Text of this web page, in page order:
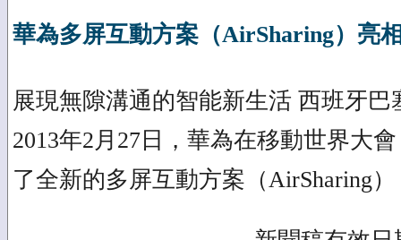
華為多屏互動方案（AirSharing）亮
展現無隙溝通的智能新生活 西班牙巴
2013年2月27日，華為在移動世界大
了全新的多屏互動方案（AirSharing）